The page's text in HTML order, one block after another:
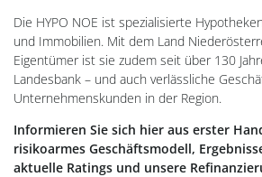
Die HYPO NOE ist spezialisierte
und Immobilien. Mit dem Land
Eigentümer ist sie zudem seit über 130
Landesbank – und auch verlässliche
Unternehmenskunden in der Region.
Informieren Sie sich hier aus erster
risikoarmes Geschäftsmodell,
aktuelle Ratings und unsere